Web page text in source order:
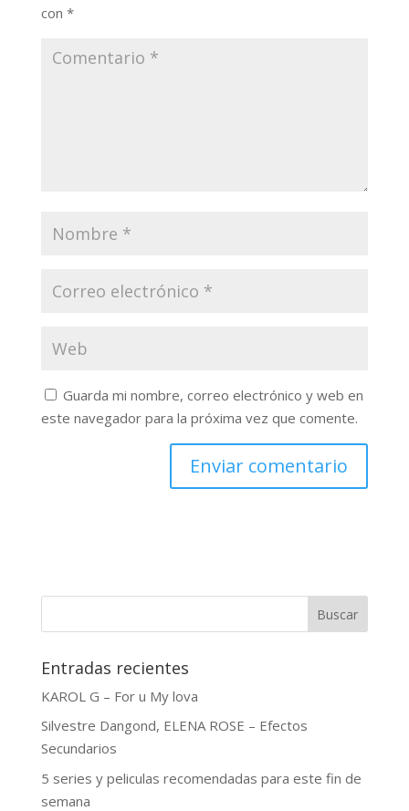
con *
Guarda mi nombre, correo electrónico y web en
este navegador para la próxima vez que comente.
Buscar
Entradas recientes
KAROL G – For u My lova
Silvestre Dangond, ELENA ROSE – Efectos
Secundarios
5 series y peliculas recomendadas para este fin de
semana